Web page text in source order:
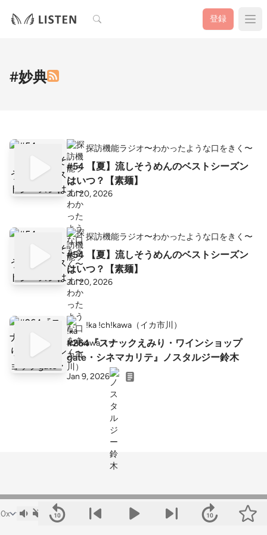
検索 登録
#妙典
探訪機能ラジオ〜わかったような口をきく〜
#54 【夏】流しそうめんのベストシーズン
はいつ？【素麺】
Jul 20, 2026
探訪機能ラジオ〜わかったような口をきく〜
#54 【夏】流しそうめんのベストシーズン
はいつ？【素麺】
Jul 20, 2026
!ka !ch!kawa（イカ市川）
#264『スナックえみり・ワインショップ
gate・シネマカリテ』ノスタルジー鈴木
Jan 9, 2026